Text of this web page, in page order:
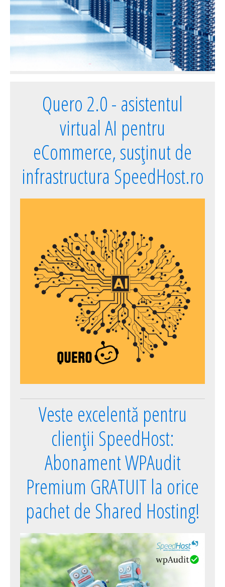
Quero 2.0 - asistentul
virtual AI pentru
eCommerce, susținut de
infrastructura SpeedHost.ro
Veste excelentă pentru
clienții SpeedHost:
Abonament WPAudit
Premium GRATUIT la orice
pachet de Shared Hosting!